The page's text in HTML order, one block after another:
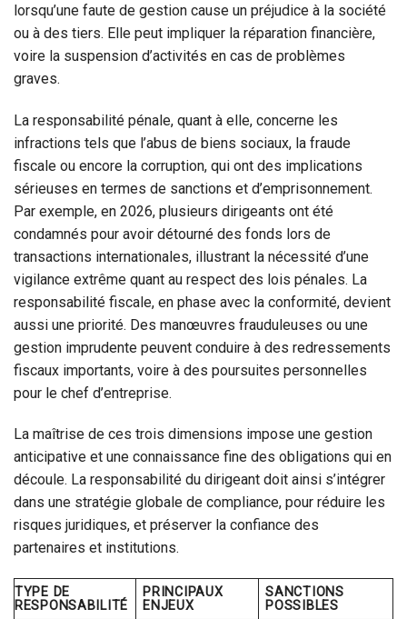
lorsqu’une faute de gestion cause un préjudice à la société
ou à des tiers. Elle peut impliquer la réparation financière,
voire la suspension d’activités en cas de problèmes
graves.
La responsabilité pénale, quant à elle, concerne les
infractions tels que l’abus de biens sociaux, la fraude
fiscale ou encore la corruption, qui ont des implications
sérieuses en termes de sanctions et d’emprisonnement.
Par exemple, en 2026, plusieurs dirigeants ont été
condamnés pour avoir détourné des fonds lors de
transactions internationales, illustrant la nécessité d’une
vigilance extrême quant au respect des lois pénales. La
responsabilité fiscale, en phase avec la conformité, devient
aussi une priorité. Des manœuvres frauduleuses ou une
gestion imprudente peuvent conduire à des redressements
fiscaux importants, voire à des poursuites personnelles
pour le chef d’entreprise.
La maîtrise de ces trois dimensions impose une gestion
anticipative et une connaissance fine des obligations qui en
découle. La responsabilité du dirigeant doit ainsi s’intégrer
dans une stratégie globale de compliance, pour réduire les
risques juridiques, et préserver la confiance des
partenaires et institutions.
TYPE DE
RESPONSABILITÉ
PRINCIPAUX
ENJEUX
SANCTIONS
POSSIBLES